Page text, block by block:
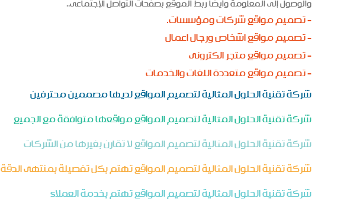
والوصول إلى المعلومة وأيضا ربط الموقع بصفحات التواصل الإجتماعى..
- تصميم مواقع شركات ومؤسسات.
- تصميم مواقع اشخاص ورجال اعمال
- تصميم مواقع متجر الكترونى
- تصميم مواقع متعددة اللغات والخدمات
شركة تقنية الحلول المثالية لتصميم المواقع لديها مصممين محترفين
شركة تقنية الحلول المثالية لتصميم المواقع مواقعها متوافقة مع الجميع
شركة تقنية الحلول المثالية لتصميم المواقع لا تقارن بغيرها من الشركات
شركة تقنية الحلول المثالية لتصميم المواقع تهتم بكل تفصيلة بمنتهى الدقة
شركة تقنية الحلول المثالية لتصميم المواقع تهتم بخدمة العملاء